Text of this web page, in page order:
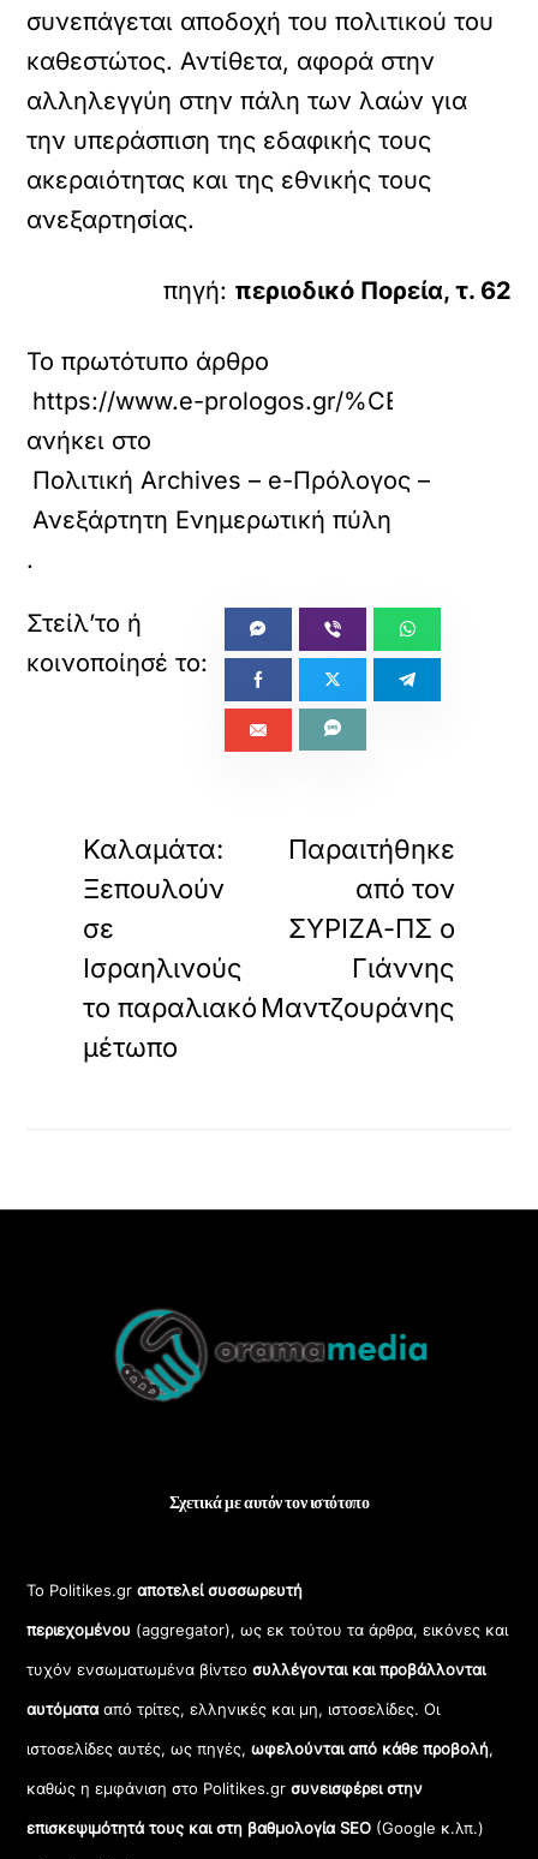
συνεπάγεται αποδοχή του πολιτικού του
καθεστώτος. Αντίθετα, αφορά στην
αλληλεγγύη στην πάλη των λαών για
την υπεράσπιση της εδαφικής τους
ακεραιότητας και της εθνικής τους
ανεξαρτησίας.
πηγή: περιοδικό Πορεία, τ. 62
Το πρωτότυπο άρθρο
https://www.e-prologos.gr/%CE%B7-
ανήκει στο
Πολιτική Archives – e-Πρόλογος –
Ανεξάρτητη Ενημερωτική πύλη
.
Καλαμάτα:
Ξεπουλούν
σε
Ισραηλινούς
το παραλιακό
μέτωπο
Παραιτήθηκε
από τον
ΣΥΡΙΖΑ-ΠΣ ο
Γιάννης
Μαντζουράνης
Top
Σχετικά με αυτόν τον ιστότοπο
Το Politikes.grαποτελεί συσσωρευτή
περιεχομένου (aggregator), ως εκ τούτου τα άρθρα, εικόνες και
τυχόν ενσωματωμένα βίντεοσυλλέγονται και προβάλλονται
αυτόματααπό τρίτες, ελληνικές και μη, ιστοσελίδες. Οι
ιστοσελίδες αυτές, ως πηγές,ωφελούνται από κάθε προβολή,
καθώς η εμφάνιση στο Politikes.gr συνεισφέρει στην
επισκεψιμότητά τους και στη βαθμολογία SEO (Google κ.λπ.)